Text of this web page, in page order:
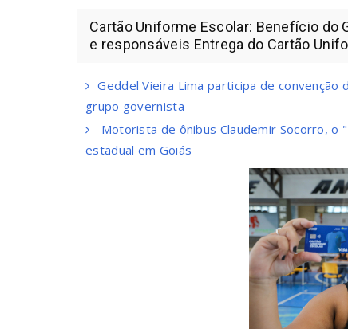
Cartão Uniforme Escolar: Benefício do
e responsáveis Entrega do Cartão
Geddel Vieira Lima participa de convenção
grupo governista
Motorista de ônibus Claudemir Socorro, o
estadual em Goiás